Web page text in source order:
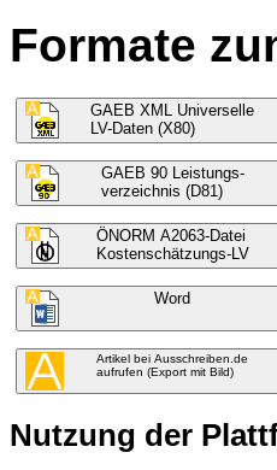
Formate
GAEB XML Universelle
LV-Daten (X80)
GAEB 90 Leistungs-
verzeichnis (D81)
ÖNORM A2063-Datei
Kostenschätzungs-LV
Word
Artikel bei Ausschreiben.de
aufrufen (Export mit Bild)
Nutzung der